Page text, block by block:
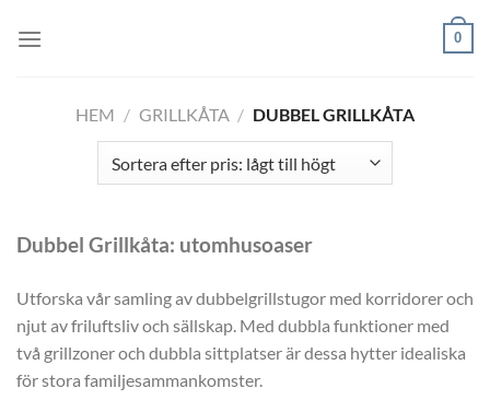
0
HEM / GRILLKÅTA / DUBBEL GRILLKÅTA
Dubbel Grillkåta: utomhusoaser
Utforska vår samling av dubbelgrillstugor med korridorer och
njut av friluftsliv och sällskap. Med dubbla funktioner med
två grillzoner och dubbla sittplatser är dessa hytter idealiska
för stora familjesammankomster.